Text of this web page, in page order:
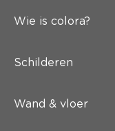
Wie is colora?
Schilderen
Wand & vloer